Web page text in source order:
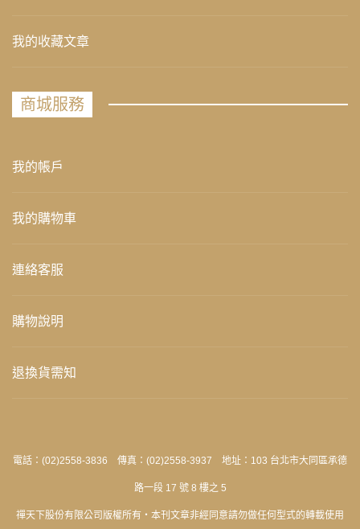
我的收藏文章
商城服務
我的帳戶
我的購物車
連絡客服
購物說明
退換貨需知
電話：(02)2558-3836 傳真：(02)2558-3937 地址：103 台北市大同區承德
路一段 17 號 8 樓之 5
禪天下股份有限公司版權所有‧本刊文章非經同意請勿做任何型式的轉載使用